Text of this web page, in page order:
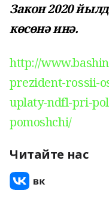
Закон 2020
көсөнә инә.
http://
prezident-rossii-
uplaty-ndfl-pri-
pomoshchi/
Читайте нас